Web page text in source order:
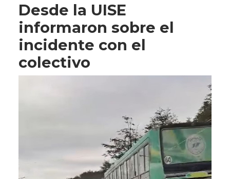
Desde la UISE
informaron sobre el
incidente con el
colectivo